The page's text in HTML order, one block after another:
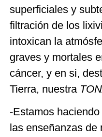
superficiales y
filtración de los
intoxican la
graves y mortales
cáncer, y en si,
Tierra, nuestra
-Estamos
las enseñanzas de